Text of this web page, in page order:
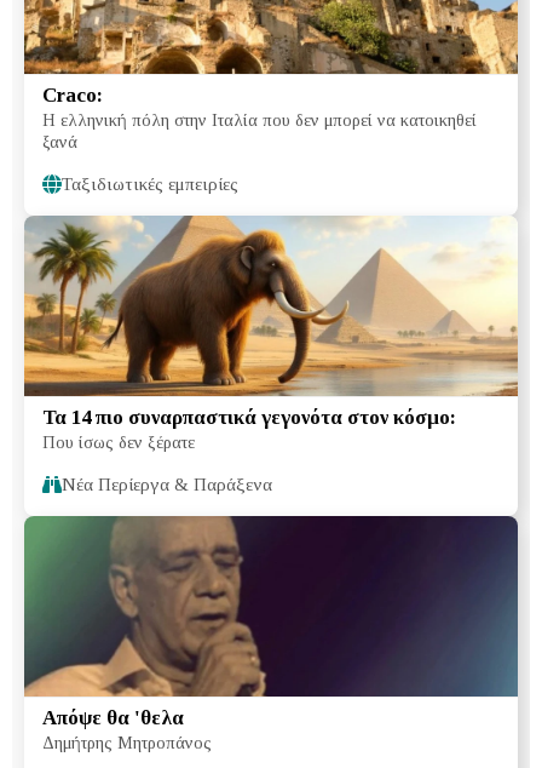
Craco:
Η ελληνική πόλη στην Ιταλία που δεν μπορεί να κατοικηθεί
ξανά
Ταξιδιωτικές εμπειρίες
Τα 14 πιο συναρπαστικά γεγονότα στον κόσμο:
Που ίσως δεν ξέρατε
Νέα Περίεργα & Παράξενα
Απόψε θα 'θελα
Δημήτρης Μητροπάνος